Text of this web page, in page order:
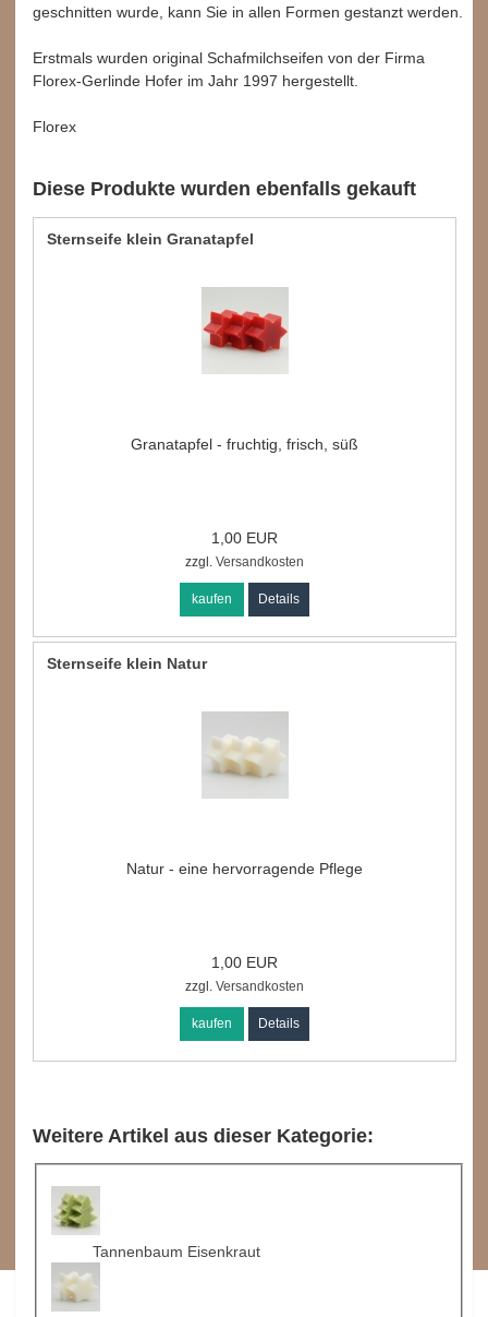
geschnitten wurde, kann Sie in allen Formen gestanzt werden.
Erstmals wurden original Schafmilchseifen von der Firma
Florex-Gerlinde Hofer im Jahr 1997 hergestellt.
Florex
Diese Produkte wurden ebenfalls gekauft
Sternseife klein Granatapfel
Granatapfel - fruchtig, frisch, süß
1,00 EUR
zzgl. Versandkosten
kaufen Details
Sternseife klein Natur
Natur - eine hervorragende Pflege
1,00 EUR
zzgl. Versandkosten
kaufen Details
Weitere Artikel aus dieser Kategorie:
Tannenbaum Eisenkraut